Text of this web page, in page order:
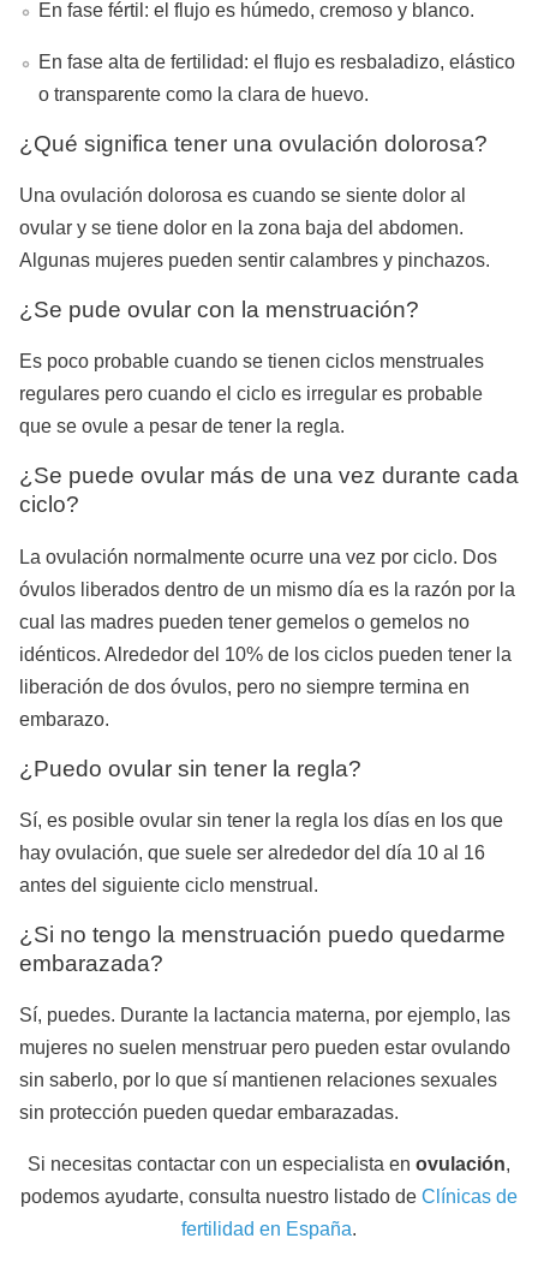
En fase fértil: el flujo es húmedo, cremoso y blanco.
En fase alta de fertilidad: el flujo es resbaladizo, elástico
o transparente como la clara de huevo.
¿Qué significa tener una ovulación dolorosa?
Una ovulación dolorosa es cuando se siente dolor al
ovular y se tiene dolor en la zona baja del abdomen.
Algunas mujeres pueden sentir calambres y pinchazos.
¿Se pude ovular con la menstruación?
Es poco probable cuando se tienen ciclos menstruales
regulares pero cuando el ciclo es irregular es probable
que se ovule a pesar de tener la regla.
¿Se puede ovular más de una vez durante cada
ciclo?
La ovulación normalmente ocurre una vez por ciclo. Dos
óvulos liberados dentro de un mismo día es la razón por la
cual las madres pueden tener gemelos o gemelos no
idénticos. Alrededor del 10% de los ciclos pueden tener la
liberación de dos óvulos, pero no siempre termina en
embarazo.
¿Puedo ovular sin tener la regla?
Sí, es posible ovular sin tener la regla los días en los que
hay ovulación, que suele ser alrededor del día 10 al 16
antes del siguiente ciclo menstrual.
¿Si no tengo la menstruación puedo quedarme
embarazada?
Sí, puedes. Durante la lactancia materna, por ejemplo, las
mujeres no suelen menstruar pero pueden estar ovulando
sin saberlo, por lo que sí mantienen relaciones sexuales
sin protección pueden quedar embarazadas.
Si necesitas contactar con un especialista en ovulación,
podemos ayudarte, consulta nuestro listado de Clínicas de
fertilidad en España.